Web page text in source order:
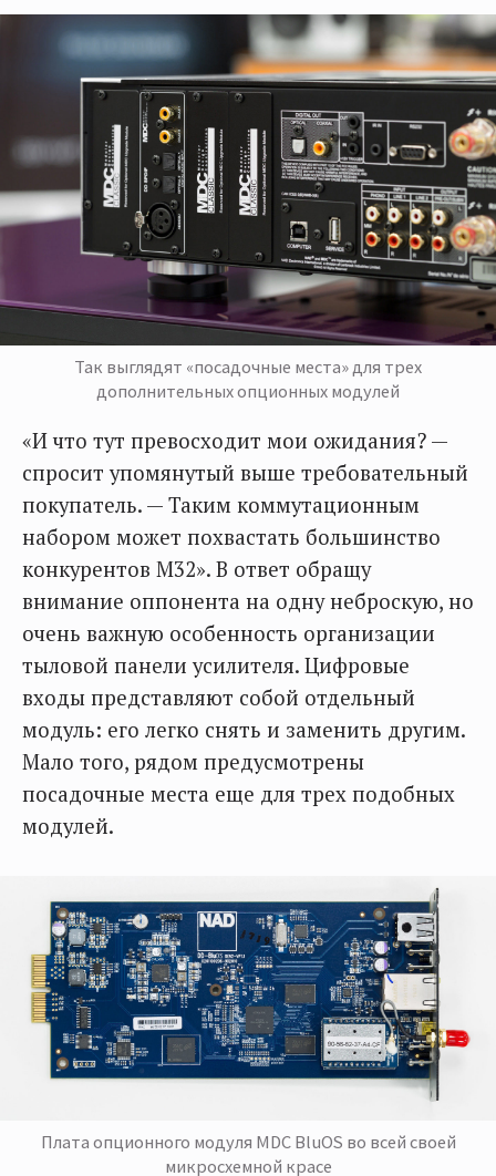
Так выглядят «посадочные места» для трех
дополнительных опционных модулей
«И что тут превосходит мои ожидания? —
спросит упомянутый выше требовательный
покупатель. — Таким коммутационным
набором может похвастать большинство
конкурентов М32». В ответ обращу
внимание оппонента на одну неброскую, но
очень важную особенность организации
тыловой панели усилителя. Цифровые
входы представляют собой отдельный
модуль: его легко снять и заменить другим.
Мало того, рядом предусмотрены
посадочные места еще для трех подобных
модулей.
Плата опционного модуля MDC BluOS во всей своей
микросхемной красе